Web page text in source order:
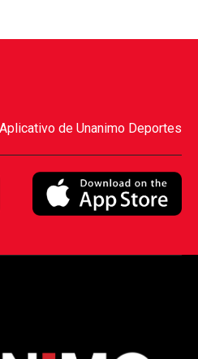
de Unanimo Deportes